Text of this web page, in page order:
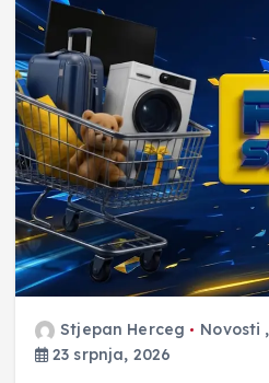
Stjepan Herceg Novosti ,
23 srpnja, 2026